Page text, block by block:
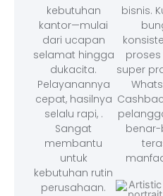
kebutuhan
kantor—mulai
dari ucapan
selamat hingga
dukacita.
Pelayanannya
cepat, hasilnya
selalu rapi, .
Sangat
membantu
untuk
kebutuhan rutin
perusahaan.
bisnis.
super